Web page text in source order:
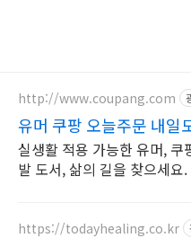
http://www.coupang.com
유머 쿠팡 오늘주문 내일
실생활 적용 가능한 유머,
발 도서, 삶의 길을 찾으세요.
https://todayhealing.co.kr